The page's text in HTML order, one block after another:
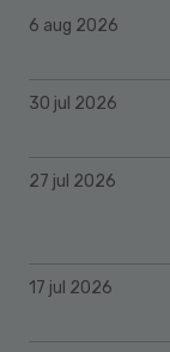
6 aug 2026
30 jul 2026
27 jul 2026
17 jul 2026